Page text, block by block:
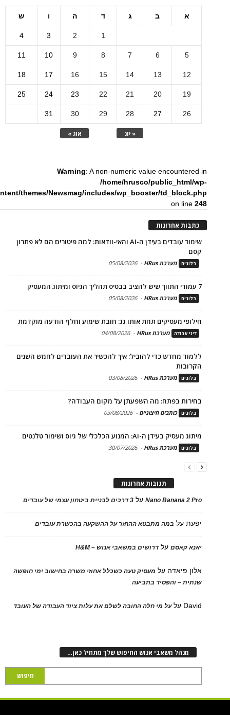
א ב ג ד ה ו ש
« יונ אוג »
1
2
3
4
5
6
7
8
9
10
11
12
13
14
15
16
17
18
19
20
21
22
23
24
25
26
27
28
29
30
31
Warning: A non-numeric value encountered in
/home/hrusco/public_html/wp-
themes/Newsmag/includes/wp_booster/td_block.php
on line248
כתבות אחרונות
שימור עובדים בעידן ה-AI והאי-וודאות: למה פיטורים הם לא פתרון
קסם
בלוגים מערכת HRus -
05/08/2026
7 עמודי התווך שיש להציב בבסיס תהליך הגיוס ומיתוג המעסיק
בלוגים מערכת HRus -
05/08/2026
חילופי מעסיקים תחת אותו גג: חובת שימוע וחלף הודעה מוקדמת
דיני עבודה מערכת HRus -
04/08/2026
ללמוד מחדש כדי להוביל: איך להכשיר את העובדים לחמש השנים
הקרובות
בלוגים מערכת HRus -
03/08/2026
בחירות בפתח: מה השפעתן על מקום העבודה?
בלוגים כותבים חיצוניים -
03/08/2026
מיתוג מעסיק בעידן ה-AI: המנוע הכלכלי של גיוס ושימור טלנטים
בלוגים מערכת HRus -
30/07/2026
תגובות אחרונות
Nano Banana 2 Proעל 3 דרכים לבניית ביטחון עצמי של עובדים
יפעתעל במה מתבטא ההחזר על ההשקעה בהכשרת עובדים
יאנא קאסםעלדרושים במשאבי אנוש – H&M
אלון פיאדה על מעסיק טעה כשכלל אחוזי משרה בחישוב ימי חופשה
שנתית – והפסיד בתביעה
David עלעל מי חלה החובה לשלם את עלות ציוד העבודה של העובד
מנהל משאבי אנוש החיפוש שלך מתחיל כאן…